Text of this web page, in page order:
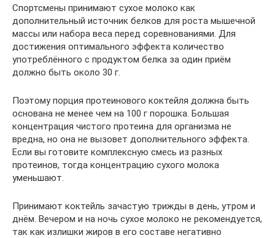
Спортсмены принимают сухое молоко как
дополнительный источник белков для роста мышечной
массы или набора веса перед соревнованиями. Для
достижения оптимального эффекта количество
употреблённого с продуктом белка за один приём
должно быть около 30 г.
Поэтому порция протеинового коктейля должна быть
основана не менее чем на 100 г порошка. Большая
концентрация чистого протеина для организма не
вредна, но она не вызовет дополнительного эффекта.
Если вы готовите комплексную смесь из разных
протеинов, тогда концентрацию сухого молока
уменьшают.
Принимают коктейль зачастую трижды в день, утром и
днём. Вечером и на ночь сухое молоко не рекомендуется,
так как излишки жиров в его составе негативно